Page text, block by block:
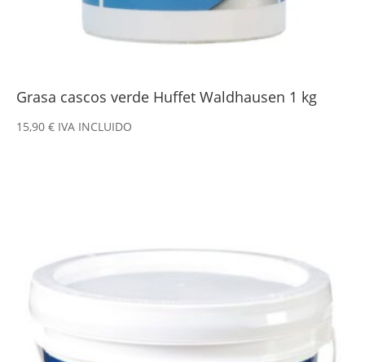
Grasa cascos verde Huffet Waldhausen 1 kg
15,90 € IVA INCLUIDO
múltiples
variantes.